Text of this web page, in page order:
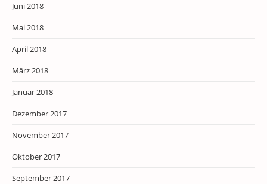
Juni 2018
Mai 2018
April 2018
März 2018
Januar 2018
Dezember 2017
November 2017
Oktober 2017
September 2017